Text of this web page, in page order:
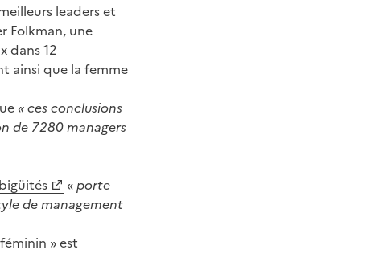
leaders et
Folkman, une
dans 12
ainsi que la femme
« ces conclusions
de 7280 managers
«porte
de management
» est